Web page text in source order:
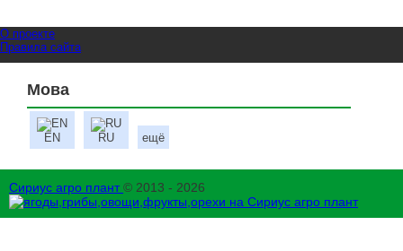
О проекте
Правила сайта
Мова
EN RU ещё
Сириус агро плант© 2013 - 2026